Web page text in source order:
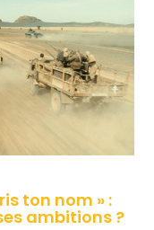
ton nom » :
ambitions ?